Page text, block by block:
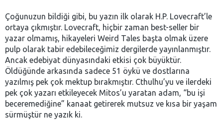
Çoğunuzun bildiği gibi, bu yazın ilk olarak H.P. Lovecraft’le
ortaya çıkmıştır. Lovecraft, hiçbir zaman best-seller bir
yazar olmamış, hikayeleri Weird Tales başta olmak üzere
pulp olarak tabir edebileceğimiz dergilerde yayınlanmıştır.
Ancak edebiyat dünyasındaki etkisi çok büyüktür.
Öldüğünde arkasında sadece 51 öykü ve dostlarına
yazılmış pek çok mektup bırakmıştır. Cthulhu’yu ve ilerdeki
pek çok yazarı etkileyecek Mitos’u yaratan adam, “bu işi
beceremediğine” kanaat getirerek mutsuz ve kısa bir yaşam
sürmüştür ne yazık ki.